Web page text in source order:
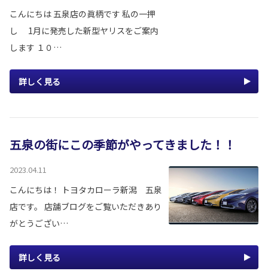
こんにちは 五泉店の眞柄です 私の一押
し 1月に発売した新型ヤリスをご案内
します １０…
詳しく見る
五泉の街にこの季節がやってきました！！
2023.04.11
こんにちは！ トヨタカローラ新潟 五泉
店です。 店舗ブログをご覧いただきあり
がとうござい…
詳しく見る